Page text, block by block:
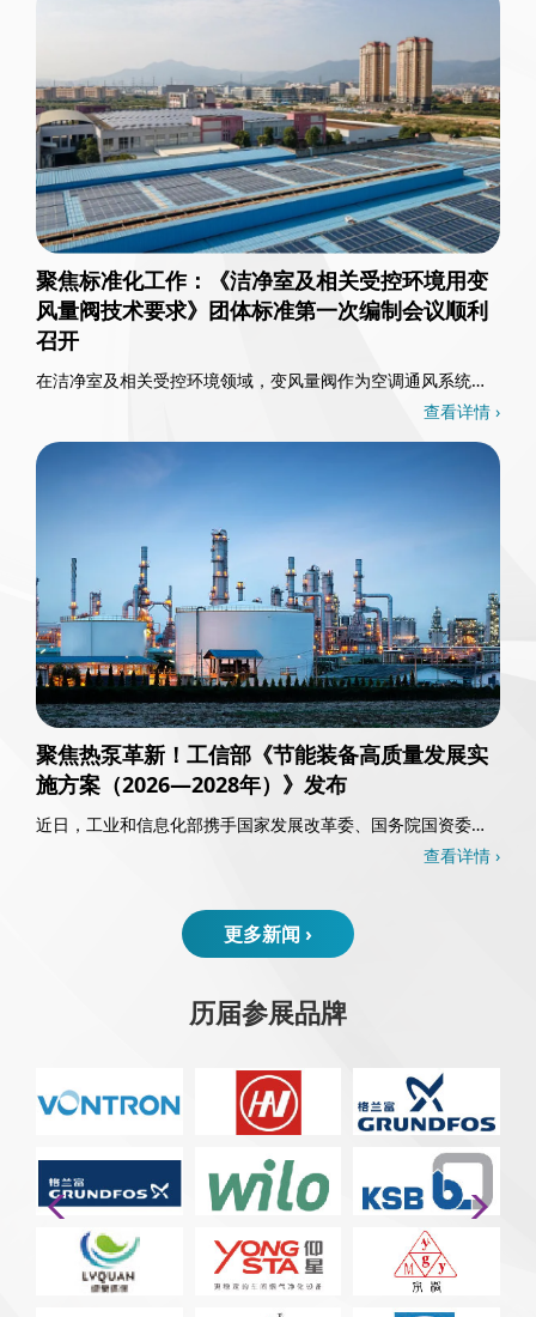
聚焦标准化工作：《洁净室及相关受控环境用变
风量阀技术要求》团体标准第一次编制会议顺利
召开
在洁净室及相关受控环境领域，变风量阀作为空调通风系统的
核心控制部件，其重要性不言而喻。3月26日，一……查看详情 ›
聚焦热泵革新！工信部《节能装备高质量发展实
施方案（2026—2028年）》发布
近日，工业和信息化部携手国家发展改革委、国务院国资委以
查看详情 ›
更多新闻 ›
历届参展品牌